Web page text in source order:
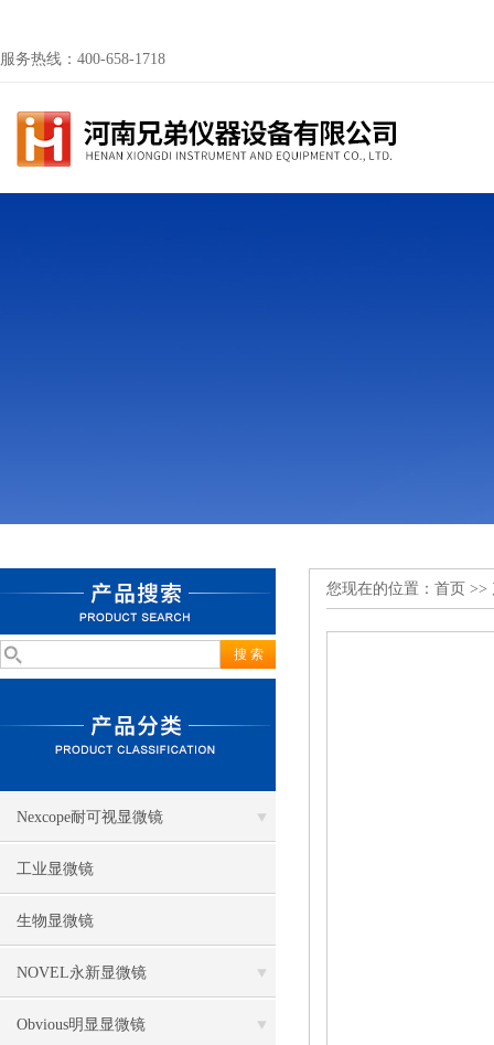
服务热线：400-658-1718
Nexcope耐可视显微镜
工业显微镜
生物显微镜
NOVEL永新显微镜
Obvious明显显微镜
您现在的位置： 首页 >>